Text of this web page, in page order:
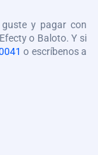
y pagar con
o Baloto. Y si
o escríbenos a